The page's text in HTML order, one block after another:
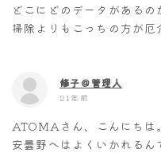
どこにどのデータがあるの
掃除よりもこっちの方が厄
修子＠管理人
21年前
ATOMAさん、こんにちは。
安曇野へはよくいかれるん